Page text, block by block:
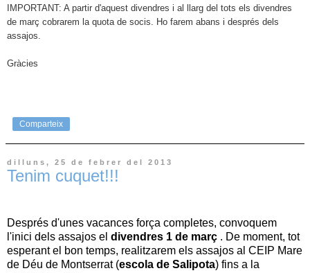
IMPORTANT: A partir d'aquest divendres i al llarg del tots els divendres
de març cobrarem la quota de socis. Ho farem abans i després dels
assajos.
Gràcies
Comparteix
dilluns, 25 de febrer del 2013
Tenim cuquet!!!
Després d'unes vacances força completes, convoquem
l'inici dels assajos el divendres 1 de març . De moment, tot
esperant el bon temps, realitzarem els assajos al CEIP Mare
de Déu de Montserrat (escola de Salipota) fins a la